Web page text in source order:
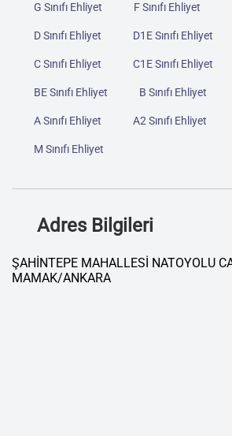
G Sınıfı Ehliyet F Sınıfı Ehliyet
D Sınıfı Ehliyet D1E Sınıfı Ehliyet
C Sınıfı Ehliyet C1E Sınıfı Ehliyet
BE Sınıfı Ehliyet B Sınıfı Ehliyet
A Sınıfı Ehliyet A2 Sınıfı Ehliyet
M Sınıfı Ehliyet
Adres Bilgileri
ŞAHİNTEPE MAHALLESİ NATOYOLU
MAMAK/ANKARA